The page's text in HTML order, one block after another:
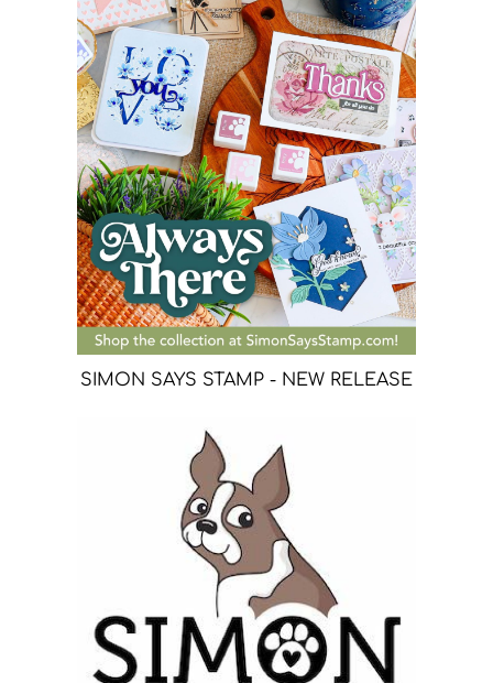
SIMON SAYS STAMP - NEW RELEASE